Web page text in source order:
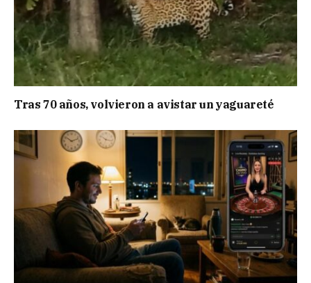
Tras 70 años, volvieron a avistar un yaguareté